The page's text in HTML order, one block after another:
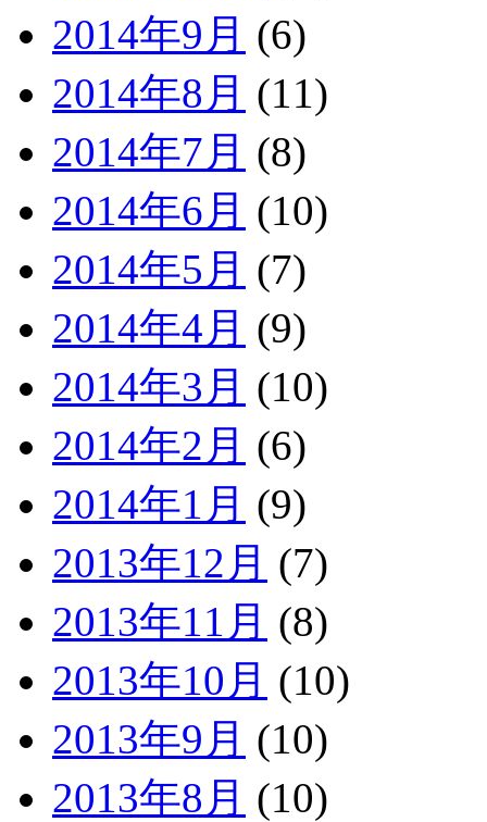
2014年9月 (6)
2014年8月 (11)
2014年7月 (8)
2014年6月 (10)
2014年5月 (7)
2014年4月 (9)
2014年3月 (10)
2014年2月 (6)
2014年1月 (9)
2013年12月 (7)
2013年11月 (8)
2013年10月 (10)
2013年9月 (10)
2013年8月 (10)